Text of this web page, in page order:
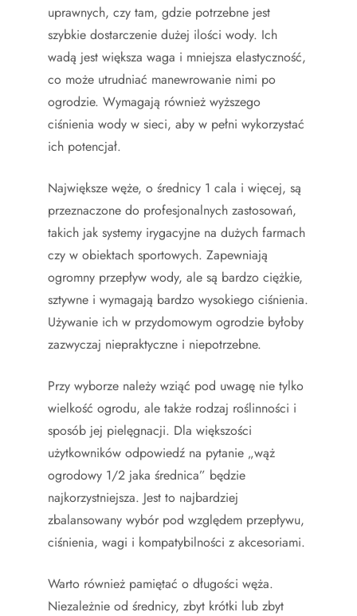
uprawnych, czy tam, gdzie potrzebne jest
szybkie dostarczenie dużej ilości wody. Ich
wadą jest większa waga i mniejsza elastyczność,
co może utrudniać manewrowanie nimi po
ogrodzie. Wymagają również wyższego
ciśnienia wody w sieci, aby w pełni wykorzystać
ich potencjał.
Największe węże, o średnicy 1 cala i więcej, są
przeznaczone do profesjonalnych zastosowań,
takich jak systemy irygacyjne na dużych farmach
czy w obiektach sportowych. Zapewniają
ogromny przepływ wody, ale są bardzo ciężkie,
sztywne i wymagają bardzo wysokiego ciśnienia.
Używanie ich w przydomowym ogrodzie byłoby
zazwyczaj niepraktyczne i niepotrzebne.
Przy wyborze należy wziąć pod uwagę nie tylko
wielkość ogrodu, ale także rodzaj roślinności i
sposób jej pielęgnacji. Dla większości
użytkowników odpowiedź na pytanie „wąż
ogrodowy 1/2 jaka średnica” będzie
najkorzystniejsza. Jest to najbardziej
zbalansowany wybór pod względem przepływu,
ciśnienia, wagi i kompatybilności z akcesoriami.
Warto również pamiętać o długości węża.
Niezależnie od średnicy, zbyt krótki lub zbyt